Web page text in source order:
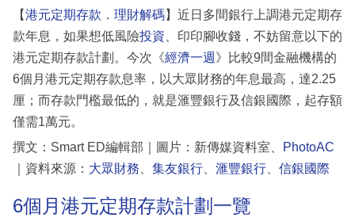
【港元定期存款 ． 理財解碼】近日多間銀行上調港元定期存
款年息，如果想低風險投資 、印印腳收錢，不妨留意以下的
港元定期存款計劃。今次《經濟一週 》比較9間金融機構的
6個月港元定期存款息率，以大眾財務的年息最高，達2.25
厘；而存款門檻最低的，就是滙豐銀行及信銀國際，起存額
僅需1萬元。
撰文：Smart ED編輯部｜圖片：新傳媒資料室、
PhotoAC
｜資料來源： 大眾財務 集友銀行 滙豐銀行 信銀國際
6個月港元定期存款計劃一覽